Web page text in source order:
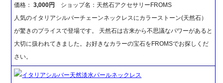
価格：3,000円
ショップ名：天然石アクセサリーFROMS
人気のイタリアシルバーチェーンネックレスにカラーストーン(天然石）
が驚きのプライスで登場です。 天然石は古来から不思議なパワーがあると
大切に扱われてきました。お好きなカラーの宝石をFROMSでお探しくだ
さい。
イタリアシルバー天然淡水パールネックレス